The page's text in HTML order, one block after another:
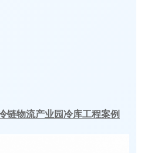
链物流产业园冷库工程案例